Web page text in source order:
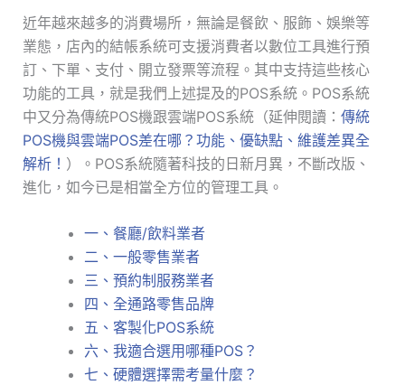
近年越來越多的消費場所，無論是餐飲、服飾、娛樂等
業態，店內的結帳系統可支援消費者以數位工具進行預
訂、下單、支付、開立發票等流程。其中支持這些核心
功能的工具，就是我們上述提及的POS系統。POS系統
中又分為傳統POS機跟雲端POS系統（延伸閱讀： 傳統
POS機與雲端POS差在哪？功能、優缺點、維護差異全
解析！ ）。POS系統隨著科技的日新月異，不斷改版、
進化，如今已是相當全方位的管理工具。
一、餐廳/飲料業者
二、一般零售業者
三、預約制服務業者
四、全通路零售品牌
五、客製化POS系統
六、我適合選用哪種POS？
七、硬體選擇需考量什麼？